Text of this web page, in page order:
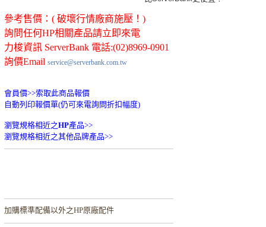
參考售價：( 破壞行情廠商施壓！)
詢問任何HP相關產品請立即來電
力梭資訊 ServerBank 電話:(02)8969-0901
詢價Email service@serverbank.com.tw
會員價>>索取此商品報價
自動列印報價單(仍可來電詢問折扣幅度)
瀏覽規格相近之HP產品>>
瀏覽規格相近之其他品牌產品>>
加購標準配備以外之HP原廠配件